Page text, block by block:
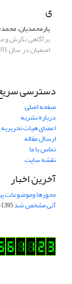
ی
یارمحمدیان،
برآگاهی ,نگرش و
اصفهان در سال 1391
دسترسی
صفحه اصلی
درباره نشریه
اعضای هیات تحریریه
ارسال مقاله
تماس با ما
نقشه سایت
آخرین اخبار
محورها وموضوعات
آتی مشخص شد1395-10-07